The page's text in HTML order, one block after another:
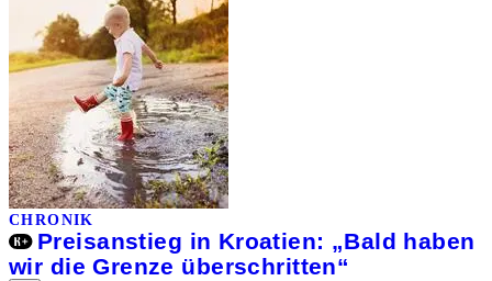
CHRONIK
Preisanstieg in Kroatien: „Bald haben
wir die Grenze überschritten“